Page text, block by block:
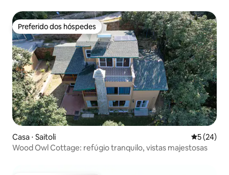
Preferido dos hóspedes
Preferido dos hóspedes
Casa ⋅ Saitoli 5 de uma
5 (24)
Wood Owl Cottage: refúgio tranquilo, vistas majestosas